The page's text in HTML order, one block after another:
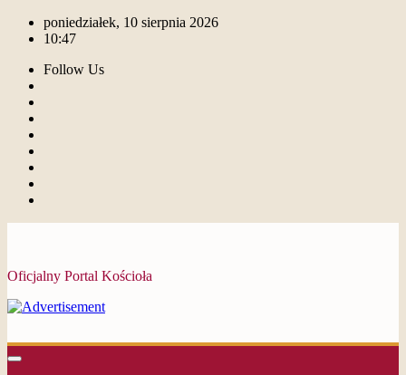
poniedziałek, 10 sierpnia 2026
10:47
Follow Us
Oficjalny Portal Kościoła